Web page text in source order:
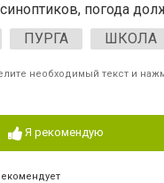
погода
ПУРГА ШКОЛА
необходимый текст и
Я рекомендую